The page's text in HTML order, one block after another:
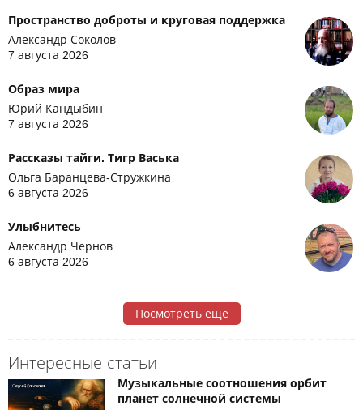
Пространство доброты и круговая поддержка
Александр Соколов
7 августа 2026
Образ мира
Юрий Кандыбин
7 августа 2026
Рассказы тайги. Тигр Васька
Ольга Баранцева-Стружкина
6 августа 2026
Улыбнитесь
Александр Чернов
6 августа 2026
Посмотреть ещё
Интересные статьи
Музыкальные соотношения орбит
планет солнечной системы